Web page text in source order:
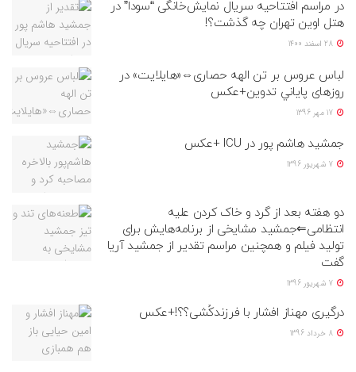
در مراسم افتتاحیه سریال نمایش‌خانگی “سودا” در
هتل اوین تهران چه گذشت؟!
لباس عروس بر تن الهه حصاری⇔«هايلايت» در
روزهای پاياني تدوين+عکس
جمشید هاشم پور در ICU +عکس
دو هفته بعد از گرد و خاک کردن علیه
انتظامی⇐جمشید مشایخی از برنامه‌هایش برای
تولید فیلم و همچنین مراسم تقدیر از جمشید آریا
گفت
درگیری مهناز افشار با فرزندکُشی؟؟!+عکس